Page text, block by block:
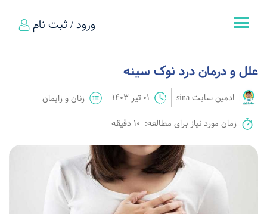
ورود / ثبت نام
علل و درمان درد نوک سینه
ادمین سایت sina 01 تیر 1403
زنان و زایمان
زمان مورد نیاز برای مطالعه: 10 دقیقه